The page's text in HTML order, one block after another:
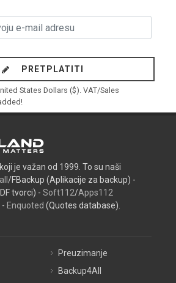
PRETPLATITI
States Dollars ($). VAT/Sales
je važan od 1999. To su naši
/FBackup (Aplikacije za backup) -
tvorci) - Soft112/Apps112
Enquoted (Quotes database).
Preuzimanje
Backup4All